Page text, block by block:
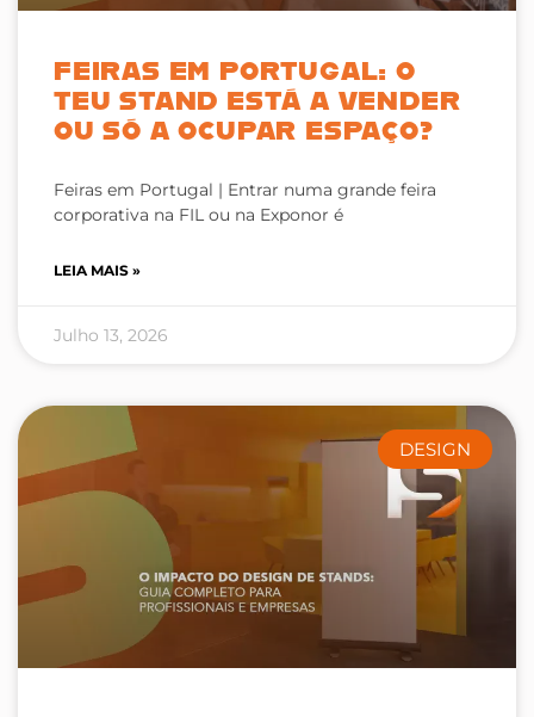
FEIRAS EM PORTUGAL: O
TEU STAND ESTÁ A VENDER
OU SÓ A OCUPAR ESPAÇO?
Feiras em Portugal | Entrar numa grande feira
corporativa na FIL ou na Exponor é
LEIA MAIS »
Julho 13, 2026
DESIGN